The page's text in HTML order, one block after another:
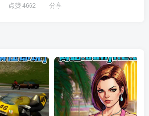
点赞4662 分享